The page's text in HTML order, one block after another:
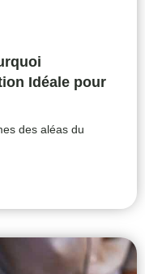
Idéale pour
des aléas du